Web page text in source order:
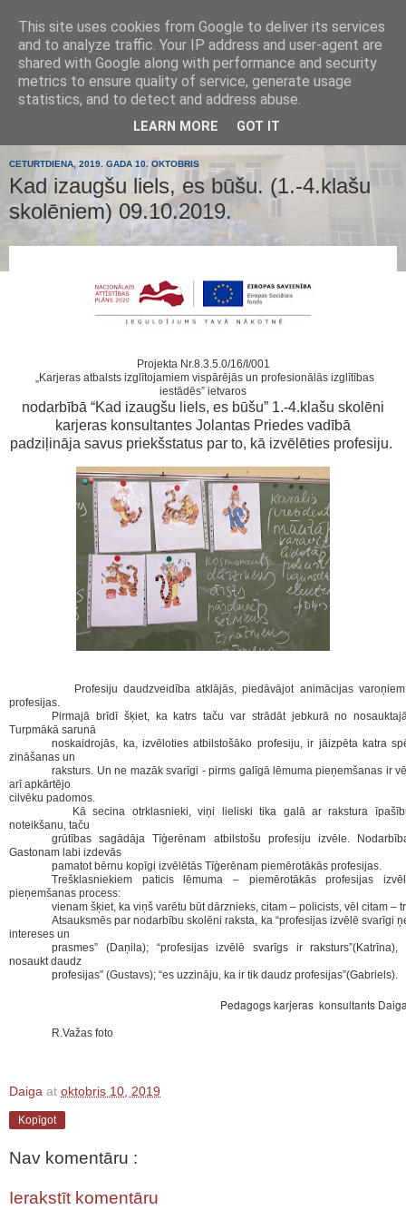
Tumes
pamatskola
CETURTDIENA, 2019. GADA 10. OKTOBRIS
Kad izaugšu liels, es būšu. (1.-4.klašu
skolēniem) 09.10.2019.
Projekta Nr.8.3.5.0/16/I/001
„Karjeras atbalsts izglītojamiem vispārējās un profesionālās izglītības
iestādēs” ietvaros
nodarbībā “Kad izaugšu liels, es būšu” 1.-4.klašu skolēni
karjeras konsultantes Jolantas Priedes vadībā
padziļināja savus priekšstatus par to, kā izvēlēties profesiju.
Profesiju daudzveidība atklājās, piedāvājot animācijas varoņiem
profesijas.
Pirmajā brīdī šķiet, ka katrs taču var strādāt jebkurā no
Turpmākā sarunā
noskaidrojās, ka,izvēloties atbilstošāko profesiju, ir jāizpēta katra
zināšanas un
raksturs. Un ne mazāk svarīgi - pirms galīgā lēmuma pieņemšanas ir
arī apkārtējo
cilvēku padomos.
Kā secina otrklasnieki, viņi lieliski tika galā arrakstura
noteikšanu, taču
grūtībassagādāja Tīģerēnam atbilstošu profesiju izvēle.
Gastonam labi izdevās
pamatotbērnu kopīgi izvēlētās Tīģerēnam piemērotākās profesijas.
Trešklasniekiem paticis lēmuma – piemērotākās profesijas
pieņemšanas process:
vienam šķiet,ka viņš varētu būt dārznieks, citam – policists, vēl citam –
Atsauksmēs par nodarbību skolēni raksta, ka “profesijas izvēlē svarīgi
intereses un
prasmes” (Daņila); “profesijas izvēlē svarīgs ir raksturs”(Katrīna),
nosaukt daudz
profesijas” (Gustavs); “es uzzināju, ka ir tik daudz profesijas”(Gabriels).
Pedagogs karjeras konsultants
R.Važas foto
Daiga at oktobris 10, 2019
Kopīgot
Nav komentāru :
Ierakstīt komentāru
This site uses cookies from Google to deliver its services
and to analyze traffic. Your IP address and user-agent are
shared with Google along with performance and security
metrics to ensure quality of service, generate usage
statistics, and to detect and address abuse.
LEARN MORE GOT IT